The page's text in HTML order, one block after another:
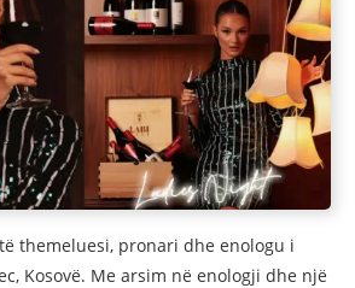
themeluesi, pronari dhe enologu i
Kosovë. Me arsim në enologji dhe një